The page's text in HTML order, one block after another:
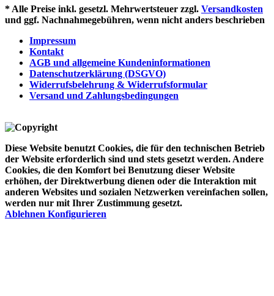
* Alle Preise inkl. gesetzl. Mehrwertsteuer zzgl. Versandkosten
und ggf. Nachnahmegebühren, wenn nicht anders beschrieben
Impressum
Kontakt
AGB und allgemeine Kundeninformationen
Datenschutzerklärung (DSGVO)
Widerrufsbelehrung & Widerrufsformular
Versand und Zahlungsbedingungen
Diese Website benutzt Cookies, die für den technischen Betrieb
der Website erforderlich sind und stets gesetzt werden. Andere
Cookies, die den Komfort bei Benutzung dieser Website
erhöhen, der Direktwerbung dienen oder die Interaktion mit
anderen Websites und sozialen Netzwerken vereinfachen sollen,
werden nur mit Ihrer Zustimmung gesetzt.
Ablehnen Konfigurieren